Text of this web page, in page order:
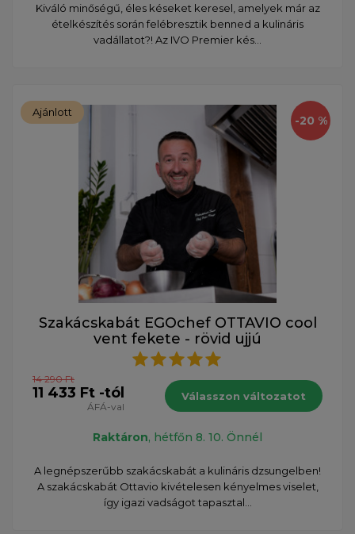
Kiváló minőségű, éles késeket keresel, amelyek már az
ételkészítés során felébresztik benned a kulináris
vadállatot?! Az IVO Premier kés...
-20 %
Ajánlott
Szakácskabát EGOchef OTTAVIO cool
vent fekete - rövid ujjú
14 290 Ft
11 433 Ft -tól
ÁFÁ-val
Válasszon változatot
Raktáron, hétfőn 8. 10. Önnél
A legnépszerűbb szakácskabát a kulináris dzsungelben!
A szakácskabát Ottavio kivételesen kényelmes viselet,
így igazi vadságot tapasztal...